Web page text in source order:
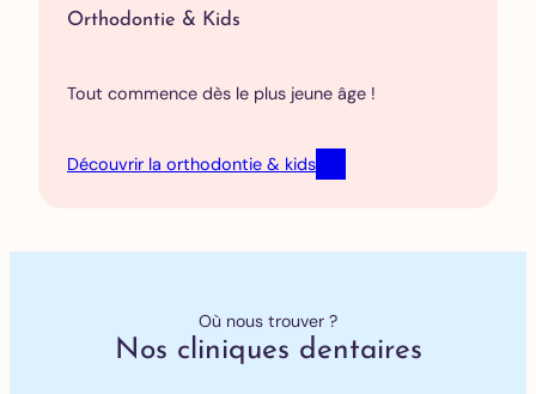
Orthodontie & Kids
Tout commence dès le plus jeune âge !
Découvrir la orthodontie & kids
Où nous trouver ?
Nos cliniques dentaires